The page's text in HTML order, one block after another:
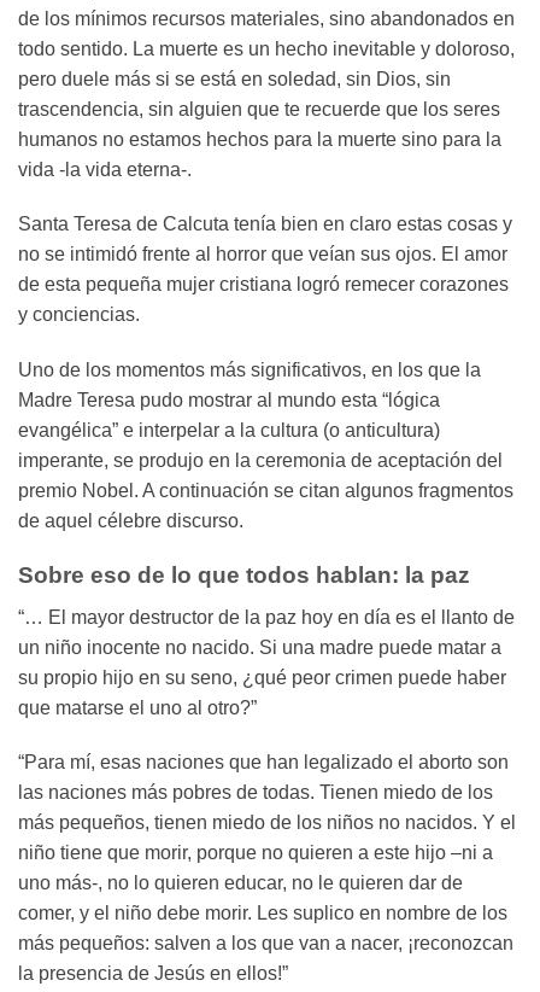
de los mínimos recursos materiales, sino abandonados en
todo sentido. La muerte es un hecho inevitable y doloroso,
pero duele más si se está en soledad, sin Dios, sin
trascendencia, sin alguien que te recuerde que los seres
humanos no estamos hechos para la muerte sino para la
vida -la vida eterna-.
Santa Teresa de Calcuta tenía bien en claro estas cosas y
no se intimidó frente al horror que veían sus ojos. El amor
de esta pequeña mujer cristiana logró remecer corazones
y conciencias.
Uno de los momentos más significativos, en los que la
Madre Teresa pudo mostrar al mundo esta “lógica
evangélica” e interpelar a la cultura (o anticultura)
imperante, se produjo en la ceremonia de aceptación del
premio Nobel. A continuación se citan algunos fragmentos
de aquel célebre discurso.
Sobre eso de lo que todos hablan: la paz
“… El mayor destructor de la paz hoy en día es el llanto de
un niño inocente no nacido. Si una madre puede matar a
su propio hijo en su seno, ¿qué peor crimen puede haber
que matarse el uno al otro?”
“Para mí, esas naciones que han legalizado el aborto son
las naciones más pobres de todas. Tienen miedo de los
más pequeños, tienen miedo de los niños no nacidos. Y el
niño tiene que morir, porque no quieren a este hijo –ni a
uno más-, no lo quieren educar, no le quieren dar de
comer, y el niño debe morir. Les suplico en nombre de los
más pequeños: salven a los que van a nacer, ¡reconozcan
la presencia de Jesús en ellos!”